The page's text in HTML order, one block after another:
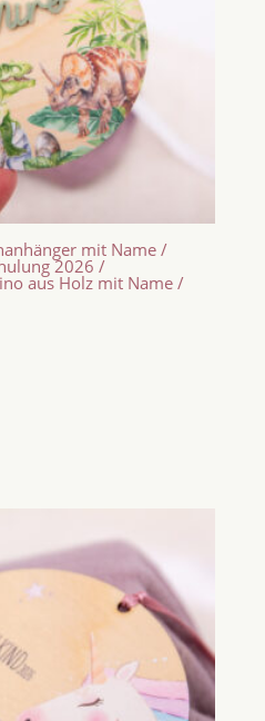
mit Name /
2026 /
aus Holz mit Name /